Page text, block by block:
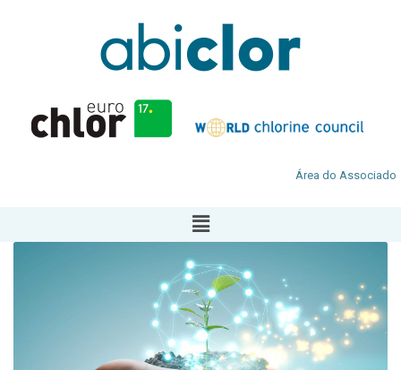
Área do Associado